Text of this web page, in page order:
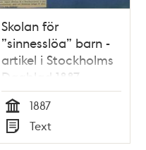
Skolan för
”sinnesslöa” barn -
artikel i Stockholms
Dagblad 1887
Tid
1887
Typ
Text